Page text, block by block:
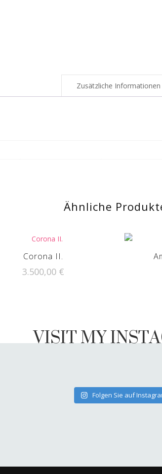
Zusätzliche Informationen
Ähnliche
Corona II.
3.500,00 €
VISIT MY
Folgen Sie auf